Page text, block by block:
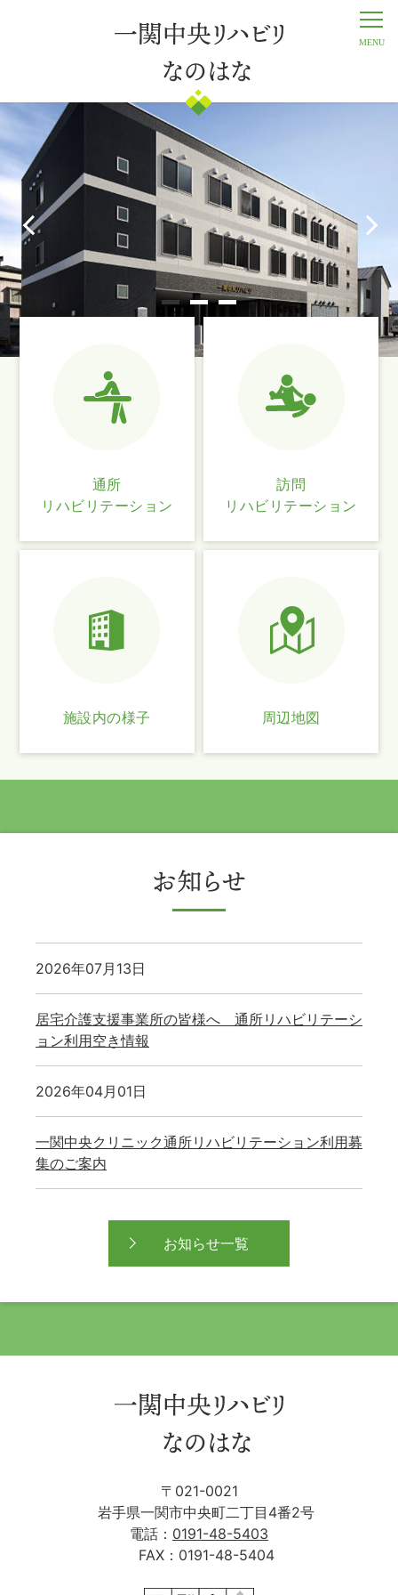
通所
リハビリテーション
訪問
リハビリテーション
施設内の様子 周辺地図
2026年07月13日
居宅介護支援事業所の皆様へ 通所リハビリテーシ
ョン利用空き情報
2026年04月01日
一関中央クリニック通所リハビリテーション利用募
集のご案内
お知らせ一覧
〒021-0021
岩手県一関市中央町二丁目4番2号
電話： 0191-48-5403
FAX：0191-48-5404